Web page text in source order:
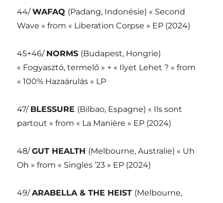
44/WAFAQ (Padang, Indonésie) « Second
Wave » from « Liberation Corpse » EP (2024)
45+46/ NORMS (Budapest, Hongrie)
« Fogyasztó, termelő » + « Ilyet Lehet ? » from
« 100% Hazaárulás » LP
47/ BLESSURE (Bilbao, Espagne) « Ils sont
partout » from « La Manière » EP (2024)
48/GUT HEALTH (Melbourne, Australie) « Uh
Oh » from « Singles ’23 » EP (2024)
49/ARABELLA & THE HEIST (Melbourne,